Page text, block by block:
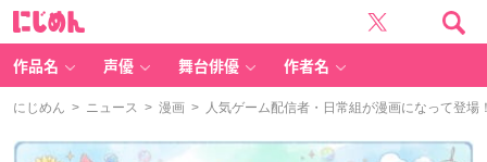
作品名 声優 舞台俳優 作者名
にじめん > ニュース > 漫画 > 人気ゲーム配信者・日常組が漫画になって登場